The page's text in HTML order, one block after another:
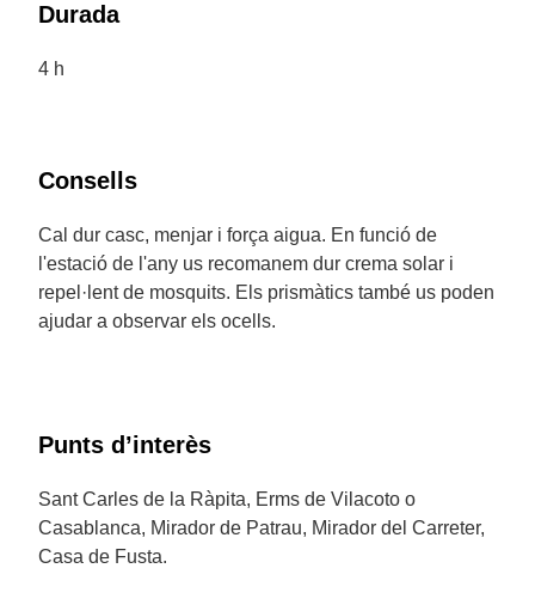
Durada
4 h
Consells
Cal dur casc, menjar i força aigua. En funció de
l'estació de l'any us recomanem dur crema solar i
repel·lent de mosquits. Els prismàtics també us poden
ajudar a observar els ocells.
Punts d’interès
Sant Carles de la Ràpita, Erms de Vilacoto o
Casablanca, Mirador de Patrau, Mirador del Carreter,
Casa de Fusta.